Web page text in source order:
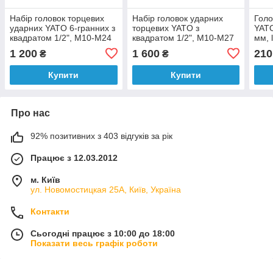
Набір головок торцевих
ударних YATO 6-гранних з
квадратом 1/2", M10-M24
1 200 ₴
Купити
Набір головок ударних
торцевих YATO з
квадратом 1/2", M10-M27
Од. [10]
1 600₴
Купити
мм,
210
Про нас
92% позитивних з 403 відгуків за рік
Працює з 12.03.2012
м. Київ
ул. Новомостицкая 25А, Київ, Україна
Контакти
Сьогодні працює з 10:00 до 18:00
Показати весь графік роботи